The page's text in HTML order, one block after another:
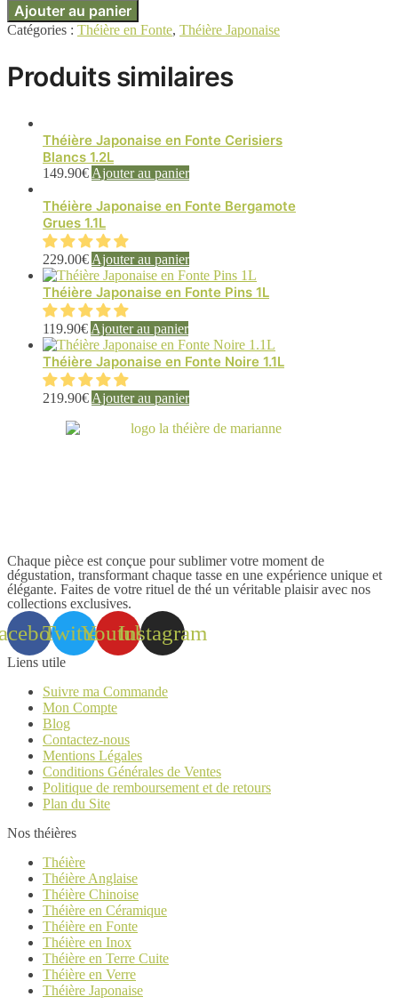
Ajouter au panier
Catégories : Théière en Fonte, Théière Japonaise
Produits similaires
Théière Japonaise en Fonte Cerisiers
Blancs 1.2L
149.90€ Ajouter au panier
Théière Japonaise en Fonte Bergamote
Grues 1.1L
229.00€ Ajouter au panier
Théière Japonaise en Fonte Pins 1L
119.90€ Ajouter au panier
Théière Japonaise en Fonte Noire 1.1L
219.90€ Ajouter au panier
Chaque pièce est conçue pour sublimer votre moment de
dégustation, transformant chaque tasse en une expérience unique et
élégante. Faites de votre rituel de thé un véritable plaisir avec nos
collections exclusives.
TwitterYoutubeInstagram
Liens utile
Suivre ma Commande
Mon Compte
Blog
Contactez-nous
Mentions Légales
Conditions Générales de Ventes
Politique de remboursement et de retours
Plan du Site
Nos théières
Théière
Théière Anglaise
Théière Chinoise
Théière en Céramique
Théière en Fonte
Théière en Inox
Théière en Terre Cuite
Théière en Verre
Théière Japonaise